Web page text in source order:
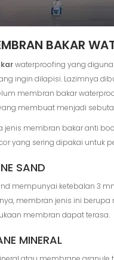
BAKAR
waterproofing yang
ingin dilapisi. Lazimnya
membran bakar
membuat menjadi
jenis membran bakar anti
yang sering dipakai untuk
SAND
mempunyai ketebalan 3
membran jenis ini
membran dapat terasa.
MINERAL